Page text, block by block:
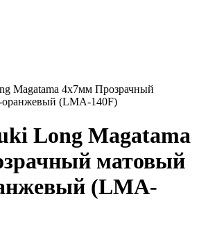
Magatama 4x7мм Прозрачный
оранжевый (LMA-140F)
Long Magatama
матовый
(LMA-